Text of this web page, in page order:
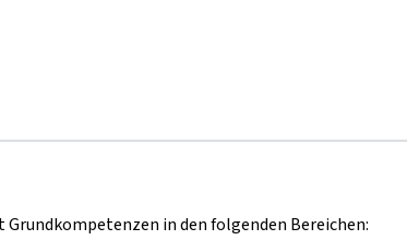
in den folgenden Bereichen: